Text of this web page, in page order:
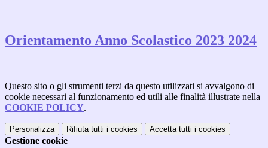
Orientamento Anno Scolastico 2023 2024
Questo sito o gli strumenti terzi da questo utilizzati si avvalgono di
cookie necessari al funzionamento ed utili alle finalità illustrate nella
COOKIE POLICY.
Personalizza Rifiuta tutti i cookies Accetta tutti i cookies
Gestione cookie